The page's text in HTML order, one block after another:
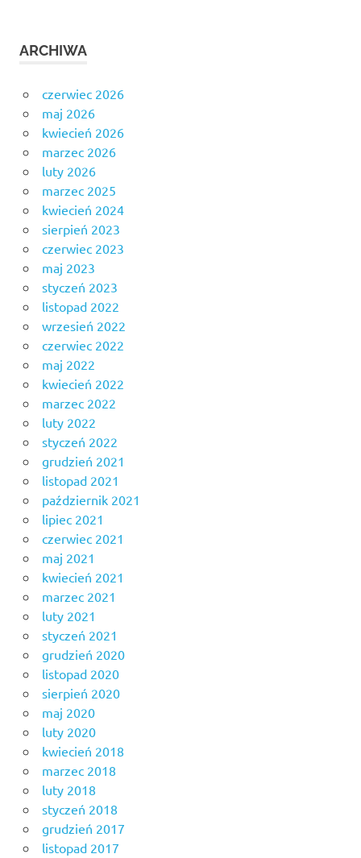
ARCHIWA
czerwiec 2026
maj 2026
kwiecień 2026
marzec 2026
luty 2026
marzec 2025
kwiecień 2024
sierpień 2023
czerwiec 2023
maj 2023
styczeń 2023
listopad 2022
wrzesień 2022
czerwiec 2022
maj 2022
kwiecień 2022
marzec 2022
luty 2022
styczeń 2022
grudzień 2021
listopad 2021
październik 2021
lipiec 2021
czerwiec 2021
maj 2021
kwiecień 2021
marzec 2021
luty 2021
styczeń 2021
grudzień 2020
listopad 2020
sierpień 2020
maj 2020
luty 2020
kwiecień 2018
marzec 2018
luty 2018
styczeń 2018
grudzień 2017
listopad 2017